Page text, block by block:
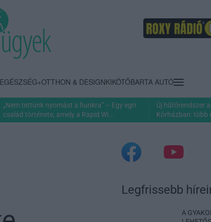
EGÉSZSÉG+OTTHON & DESIGNKIKÖTŐBARTA AUTÓ
„Nem tettünk nyomást a fiunkra” – Egy egri
család története, amely a Rapid Wi...
Új hűtőrendszer
Kórházban: több
Legfrissebb
A